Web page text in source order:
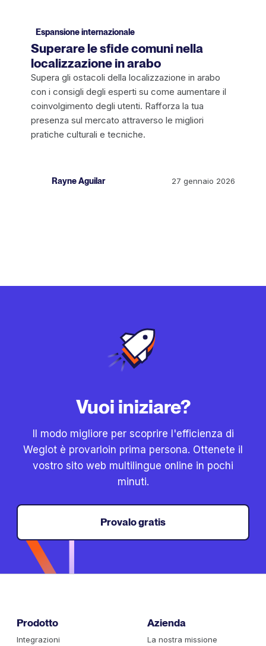
Espansione internazionale
Superare le sfide comuni nella
localizzazione in arabo
Supera gli ostacoli della localizzazione in arabo
con i consigli degli esperti su come aumentare il
coinvolgimento degli utenti. Rafforza la tua
presenza sul mercato attraverso le migliori
pratiche culturali e tecniche.
Rayne Aguilar 27 gennaio 2026
Vuoi iniziare?
Il modo migliore per scoprire l'efficienza di
Weglot è provarloin prima persona. Ottenete il
vostro sito web multilingue online in pochi
minuti.
Provalo gratis
Prodotto
Integrazioni
Azienda
La nostra missione